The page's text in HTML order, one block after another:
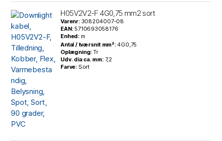
H05V2V2-F 4G0,75 mm2 sort
Varenr: 308204007-08
EAN: 5710693058176
Enhed: m
Antal / tværsnit mm²: 4G0,75
Oplægning: Tr
Udv. dia ca. mm: 7,2
Farve: Sort